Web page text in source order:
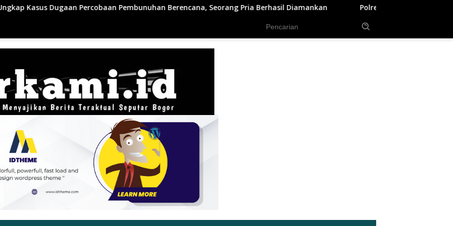
Pembunuhan Berencana, Seorang Pria Berhasil Diamankan Polres Siak Ungkap Kasus Kekerasan Terhadap